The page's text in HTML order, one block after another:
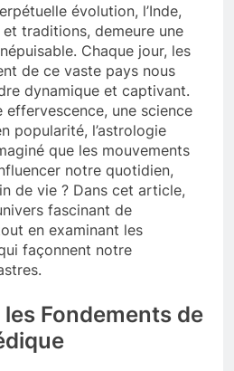
évolution, l’Inde,
traditions, demeure une
Chaque jour, les
de ce vaste pays nous
dynamique et captivant.
effervescence, une science
popularité, l’astrologie
que les mouvements
notre quotidien,
de vie ? Dans cet article,
fascinant de
en examinant les
façonnent notre
Fondements de